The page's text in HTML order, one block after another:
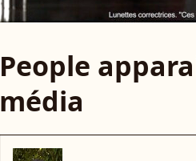
People
média